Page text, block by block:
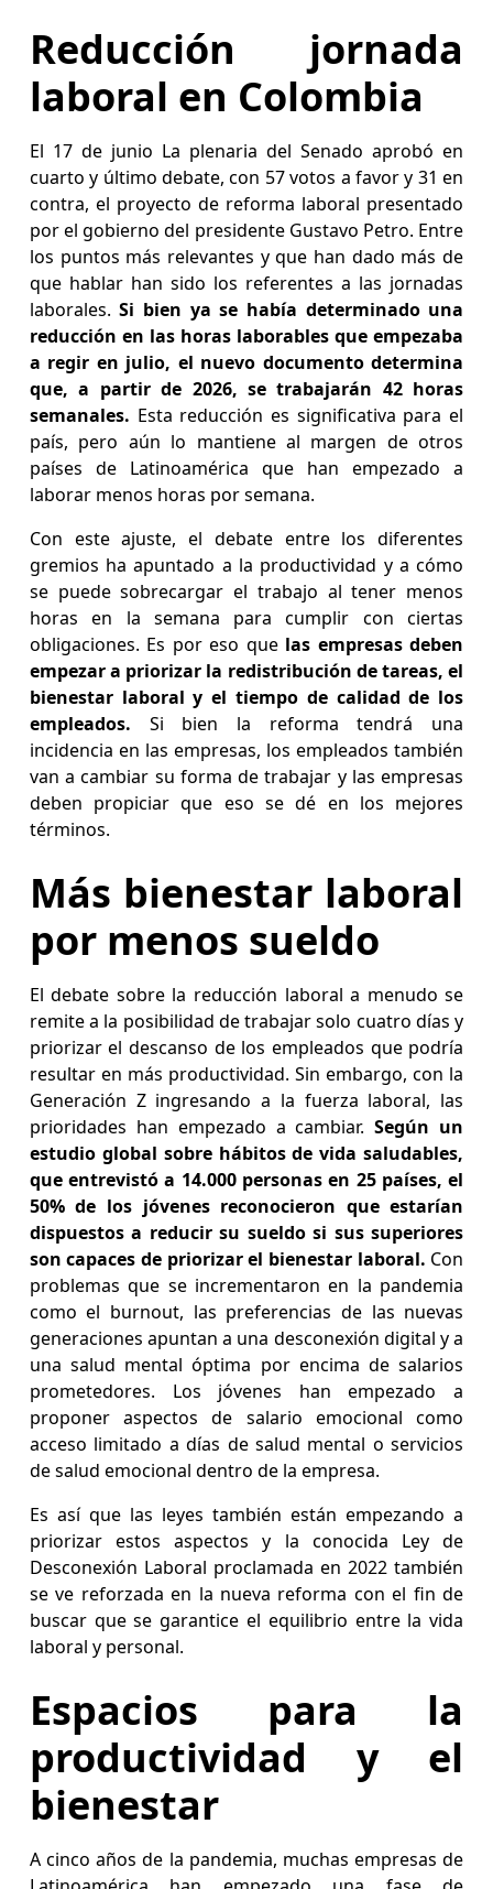
Reducción jornada
laboral en Colombia
El 17 de junio La plenaria del Senado aprobó en
cuarto y último debate, con 57 votos a favor y 31 en
contra, el proyecto de reforma laboral presentado
por el gobierno del presidente Gustavo Petro. Entre
los puntos más relevantes y que han dado más de
que hablar han sido los referentes a las jornadas
laborales.Si bien ya se había determinado una
reducción en las horas laborables que empezaba
a regir en julio, el nuevo documento determina
que, a partir de 2026, se trabajarán 42 horas
semanales. Esta reducción es significativa para el
país, pero aún lo mantiene al margen de otros
países de Latinoamérica que han empezado a
laborar menos horas por semana.
Con este ajuste, el debate entre los diferentes
gremios ha apuntado a la productividad y a cómo
se puede sobrecargar el trabajo al tener menos
horas en la semana para cumplir con ciertas
obligaciones. Es por eso que las empresas deben
empezar a priorizar la redistribución de tareas, el
bienestar laboral y el tiempo de calidad de los
empleados. Si bien la reforma tendrá una
incidencia en las empresas, los empleados también
van a cambiar su forma de trabajar y las empresas
deben propiciar que eso se dé en los mejores
términos.
Más bienestar laboral
por menos sueldo
El debate sobre la reducción laboral a menudo se
remite a la posibilidad de trabajar solo cuatro días y
priorizar el descanso de los empleados que podría
resultar en más productividad. Sin embargo, con la
Generación Z ingresando a la fuerza laboral, las
prioridades han empezado a cambiar.Según un
estudio global sobre hábitos de vida saludables,
que entrevistó a 14.000 personas en 25 países, el
50% de los jóvenes reconocieron que estarían
dispuestos a reducir su sueldo si sus superiores
son capaces de priorizar el bienestar laboral. Con
problemas que se incrementaron en la pandemia
como el burnout, las preferencias de las nuevas
generaciones apuntan a una desconexión digital y a
una salud mental óptima por encima de salarios
prometedores. Los jóvenes han empezado a
proponer aspectos de salario emocional como
acceso limitado a días de salud mental o servicios
de salud emocional dentro de la empresa.
Es así que las leyes también están empezando a
priorizar estos aspectos y la conocida Ley de
Desconexión Laboral proclamada en 2022 también
se ve reforzada en la nueva reforma con el fin de
buscar que se garantice el equilibrio entre la vida
laboral y personal.
Espacios para la
productividad y el
bienestar
A cinco años de la pandemia, muchas empresas de